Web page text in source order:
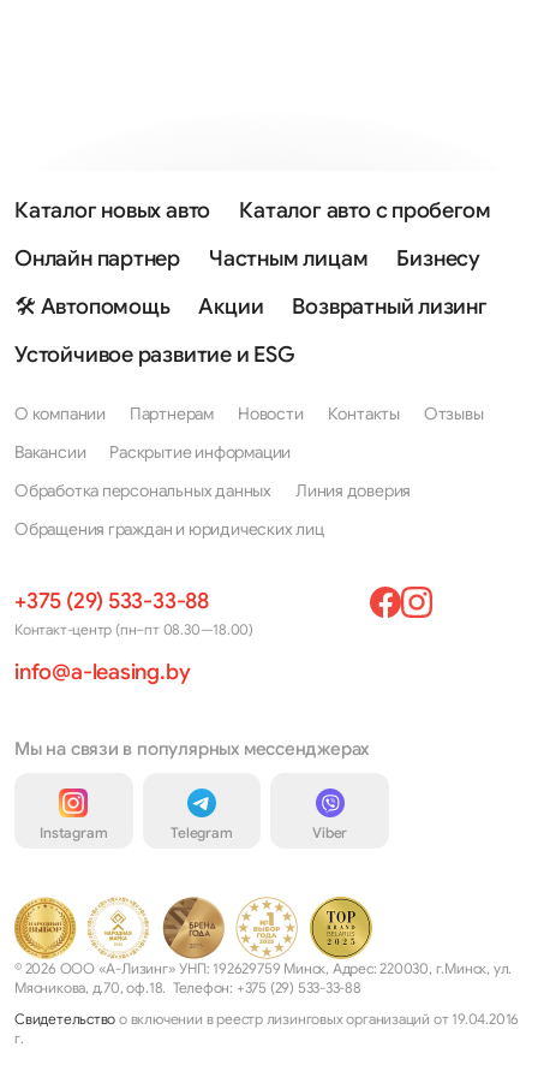
Каталог новых авто
Каталог авто с пробегом
Онлайн партнер
Частным лицам
Бизнесу
🛠 Автопомощь
Акции
Возвратный лизинг
Устойчивое развитие и ESG
О компании Партнерам Новости Контакты
Отзывы
Вакансии
Раскрытие информации
Обработка персональных данных
Линия доверия
Обращения граждан и юридических лиц
+375 (29) 533-33-88
Контакт-центр (пн–пт 08.30—18.00)
info@a-leasing.by
Мы на связи в популярных мессенджерах
Instagram Telegram Viber
© 2026 ООО «А-Лизинг» УНП: 192629759 Минск, Адрес: 220030, г.Минск, ул.
Мясникова, д.70, оф.18. Телефон: +375 (29) 533-33-88
Свидетельство о включении в реестр лизинговых организаций от 19.04.2016
г.